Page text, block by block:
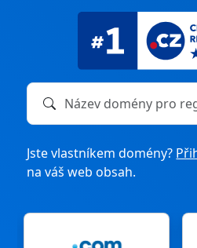
Název domény k registraci
Jste vlastníkem domény?
na váš web obsah.